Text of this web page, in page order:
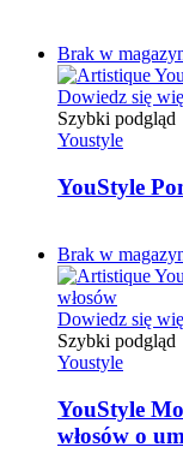
Brak w
Dowiedz się
Szybki podgląd
Youstyle
YouStyle
Brak w
Dowiedz się
Szybki podgląd
Youstyle
YouStyle
włosów o